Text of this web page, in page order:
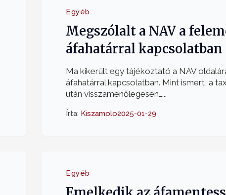
Egyéb
Megszólalt a NAV a
áfahatárral kapcsolatban
Ma kikerült egy tájékoztató a NAV
áfahatárral kapcsolatban. Mint ismert, a
után visszamenőlegesen…...
Írta: Kiszamolo2025-01-29
Egyéb